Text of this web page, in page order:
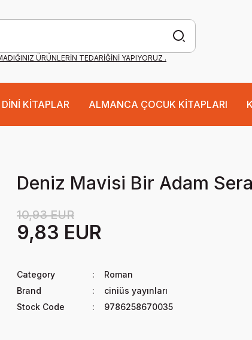
ÜRÜNLERİN TEDARİĞİNİ YAPIYORUZ .
DİNİ KİTAPLAR ALMANCA ÇOCUK KİTAPLARI
Deniz Mavisi Bir Adam
10,93 EUR
9,83 EUR
Category
Roman
Brand
ciniüs yayınları
Stock Code
9786258670035